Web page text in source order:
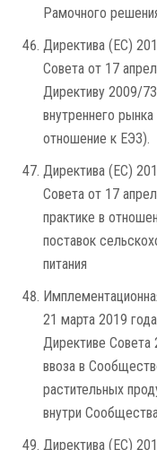
Рамочного
Директива (ЕС)
Совета от 17
Директиву 2009/
внутреннего
отношение к ЕЭЗ).
Директива (ЕС)
Совета от 17
практике в
поставок
питания
21 марта 2019
Директиве
ввоза в
растительных
внутри
Директива (ЕС)